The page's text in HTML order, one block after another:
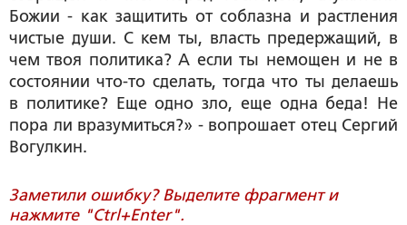
Божии - как защитить от соблазна и растления
чистые души. С кем ты, власть предержащий, в
чем твоя политика? А если ты немощен и не в
состоянии что-то сделать, тогда что ты делаешь
в политике? Еще одно зло, еще одна беда! Не
пора ли вразумиться?» - вопрошает отец Сергий
Вогулкин.
Заметили ошибку? Выделите фрагмент и
нажмите "Ctrl+Enter".